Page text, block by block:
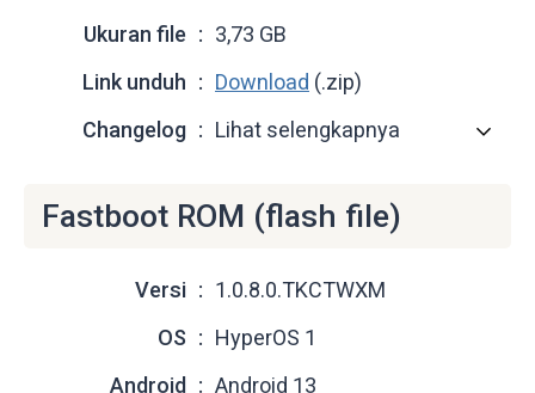
Ukuran file
3,73 GB
Link unduh
Download (.zip)
Changelog
Lihat selengkapnya
Fastboot ROM (flash file)
Versi
1.0.8.0.TKCTWXM
OS
HyperOS 1
Android
Android 13